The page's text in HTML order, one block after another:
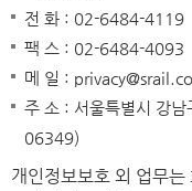
전 화 : 02-6484-4119
팩 스 : 02-6484-4093
메 일 :
주 소 : 서울특별시 강
06349)
개인정보보호 외 업무는